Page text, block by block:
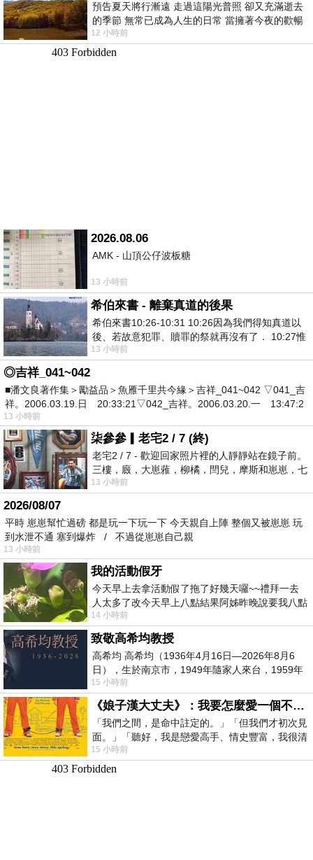
預告夏天將行漸遠 走過這陽光普照 卻又充滿逝去
的季節 無常已成為人生的日常 當擁著今夜的歡暢
舒心 轉眼驟成昨日 而明晨 太陽
12 小時前
2026.08.06
AMK - 山頂公仔波板糖
13 小時前
希伯來書 - 離棄真道的後果
希伯來書10:26-10:31 10:26因為我們得知真道以
後、若故意犯罪、贖罪的祭就再沒有了． 10:27惟
有戰懼等候審判和那燒滅眾敵人的烈火
13 小時前
◎吉祥_041~042
■潘文良著作集＞勵益品＞魚雁千里共今緣＞吉祥_041~042 ▽041_吉
祥。2006.03.19.日 20:33:21▽042_吉祥。2006.03.20.一 13:47:2
13 小時前
柒參參▎老宅2 / 7 (終)
老宅2 / 7 - 歡迎回家照片裡的人靜靜站在鏡子前。
三樓，廄，大崽蕥，柳橘，閆兒，摩斯和崽崽，七
個人整整齊齊地站在鏡框之外，如同
13 小時前
2026/08/07
平時 崽崽幫忙過磅 都是玩一下玩一下 今天親自上陣 整個又被崽崽 玩
到水泄不通 塞到爆炸 / 不過從崽崽自己親
13 小時前
我的活動假牙
今天早上去拿活動假了拖了好幾天囉~~禮拜一去
人太多了改今天早上八點結果阿姊昨晚說要我八點
去西螺農會~回到莿桐都8點半多了
14 小時前
致敬高希均教授
高希均 高希均（1936年4月16日—2026年8月6
日），生於南京市，1949年隨家人來台，1959年
赴美深造並取得經濟發展博士學位。曾任
15 小時前
《娘子漢大丈夫》：我要怎麼愛一個不存在的人？
「我們之間，是命中註定的。」「但我們才初次見
面。」「聽好，我是戀愛高手、情史豐富，我很清
楚這種感覺，你我之間的那種感覺，現
15 小時前